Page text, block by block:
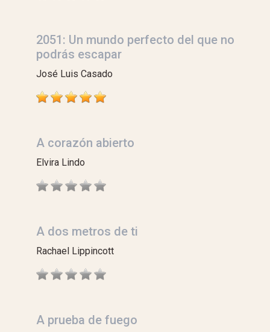
2051: Un mundo perfecto del que no
podrás escapar
José Luis Casado
A corazón abierto
Elvira Lindo
A dos metros de ti
Rachael Lippincott
A prueba de fuego